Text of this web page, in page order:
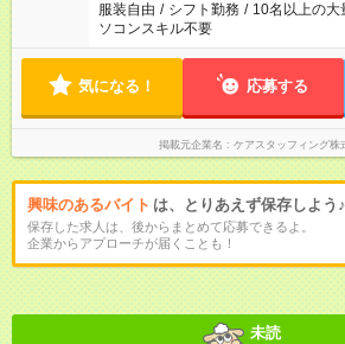
服装自由 / シフト勤務 / 10名以上の大
ソコンスキル不要
気になる！ 応募する
掲載元企業名 ケアスタッフィング株
興味のあるバイト は、とりあえず保存しよう♪
保存した求人は、後からまとめて応募できるよ。
企業からアプローチが届くことも！
未読